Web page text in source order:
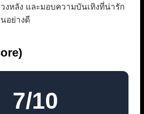
งหลัง และมอบความบันเทิงที่น่ารัก
อย่างดี
7/10